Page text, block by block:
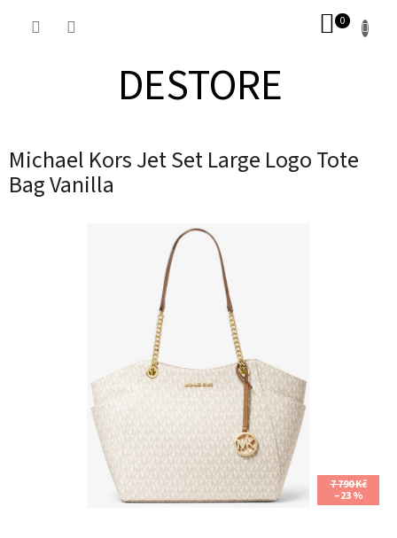
DESTORE
Michael Kors Jet Set Large Logo Tote
Bag Vanilla
7 790 Kč
–23 %